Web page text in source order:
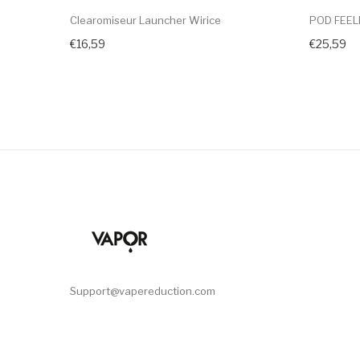
Clearomiseur Launcher Wirice
€16,59
POD
€25,59
Support@vapereduction.com